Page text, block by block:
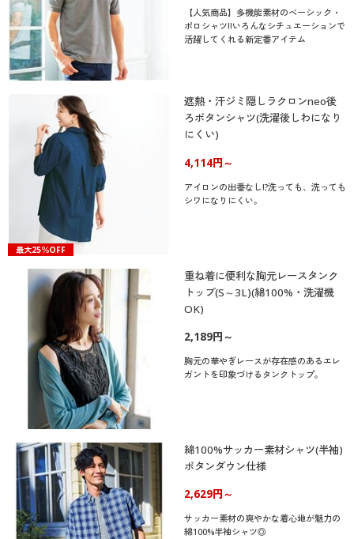
【人気商品】多機能素材のベーシック・
ポロシャツ!!いろんなシチュエーションで
活躍してくれる新定番アイテム
最大25％OFF
遮熱・汗ジミ隠しラクロンneo後
ろボタンシャツ(洗濯後しわになり
にくい)
4,114円～
アイロンの出番なし!?洗っても、洗っても
シワになりにくい。
重ね着に便利な胸元レースタンク
トップ(S～3L)(綿100%・洗濯機
OK)
2,189円～
胸元の華やぎレースが存在感のあるエレ
ガントを印象づけるタンクトップ。
綿100%サッカー素材シャツ(半袖)
ボタンダウン仕様
2,629円～
サッカー素材の爽やかな着心地が魅力の
綿100%半袖シャツ◎